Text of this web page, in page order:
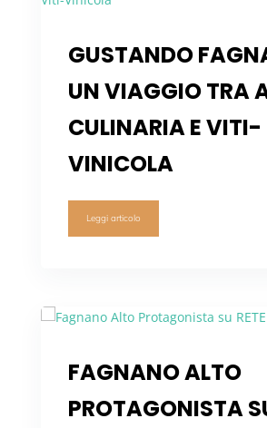
GUSTANDO
UN VIAGGIO TRA
CULINARIA E VITI-
VINICOLA
Leggi articolo
FAGNANO ALTO
PROTAGONISTA